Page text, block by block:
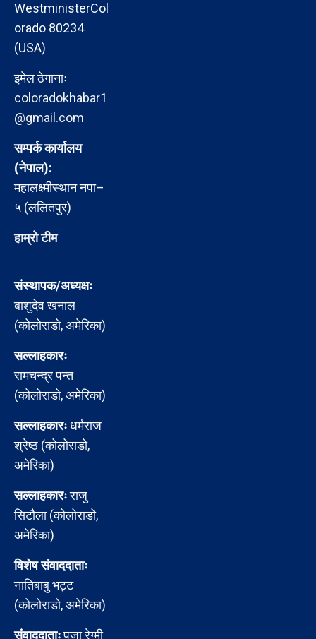
WestministerCol
orado 80234
(USA)
इमेल ठेगानाः
coloradokhabar1
@gmail.com
सम्पर्क कार्यालय
(नेपाल):
महालक्ष्मीस्थान नपा–
५ (ललितपुर)
हाम्रो टीम
संस्थापक/अध्यक्षः
बाशुदेव खनाल
(कोलोराडो, अमेरिका)
सल्लाहकारः
रामचन्द्र पन्त
(कोलोराडो, अमेरिका)
सल्लाहकारःधर्मराज
श्रेष्ठ (कोलोराडो,
अमेरिका)
सल्लाहकारःराजु
सिटौला (कोलोराडो,
अमेरिका)
विशेष संवाददाताः
नातिबाबु भट्ट
(कोलोराडो, अमेरिका)
संवाददाताःपूजा रेग्मी